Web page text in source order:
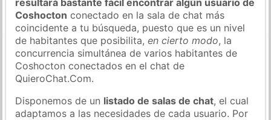
Coshocton conectado en la sala de chat más
coincidente a tu búsqueda, puesto que es un nivel
de habitantes que posibilita,en cierto modo, la
concurrencia simultánea de varios habitantes de
Coshocton conectados en el chat de
QuieroChat.Com.
Disponemos de un listado de salas de chat, el cual
adaptamos a las necesidades de cada usuario. Por